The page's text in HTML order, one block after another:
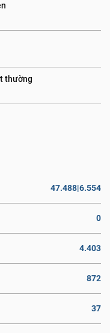
thường
47.488|6.554
0
4.403
872
37